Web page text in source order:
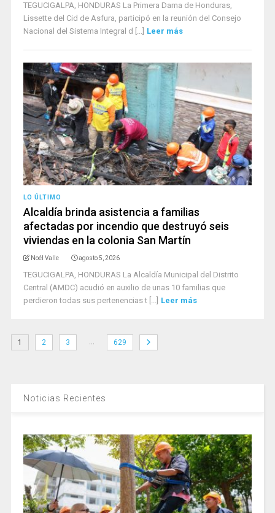
TEGUCIGALPA, HONDURAS La Primera Dama de Honduras,
Lissette del Cid de Asfura, participó en la reunión del Consejo
Nacional del Sistema Integral d [...] Leer más
LO ÚLTIMO
Alcaldía brinda asistencia a familias
afectadas por incendio que destruyó seis
viviendas en la colonia San Martín
Noél Valle agosto 5, 2026
TEGUCIGALPA, HONDURAS La Alcaldía Municipal del Distrito
Central (AMDC) acudió en auxilio de unas 10 familias que
perdieron todas sus pertenencias t [...] Leer más
1 2 3 … 629
Noticias Recientes